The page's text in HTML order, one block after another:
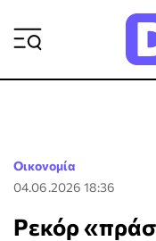
Οικονομία
04.06.2026 18:36
Ρεκόρ